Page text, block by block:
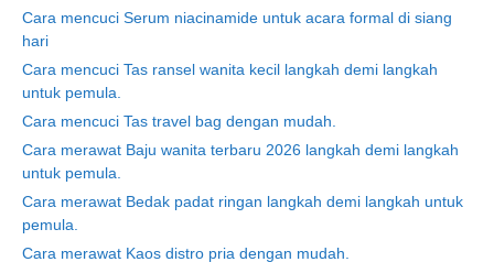
Cara mencuci Serum niacinamide untuk acara formal di siang
hari
Cara mencuci Tas ransel wanita kecil langkah demi langkah
untuk pemula.
Cara mencuci Tas travel bag dengan mudah.
Cara merawat Baju wanita terbaru 2026 langkah demi langkah
untuk pemula.
Cara merawat Bedak padat ringan langkah demi langkah untuk
pemula.
Cara merawat Kaos distro pria dengan mudah.